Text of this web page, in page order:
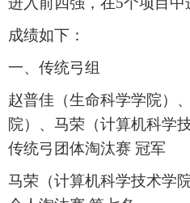
成绩如下：
一、传统弓组
赵普佳（生命科学学院）
院）、马荣（计算机科学
传统弓团体淘汰赛 冠军
马荣（计算机科学技术学